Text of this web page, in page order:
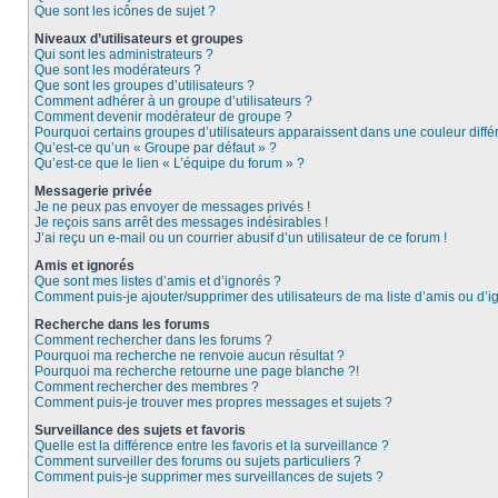
Que sont les icônes de sujet ?
Niveaux d’utilisateurs et groupes
Qui sont les administrateurs ?
Que sont les modérateurs ?
Que sont les groupes d’utilisateurs ?
Comment adhérer à un groupe d’utilisateurs ?
Comment devenir modérateur de groupe ?
Pourquoi certains groupes d’utilisateurs apparaissent dans une couleur
Qu’est-ce qu’un « Groupe par défaut » ?
Qu’est-ce que le lien « L’équipe du forum » ?
Messagerie privée
Je ne peux pas envoyer de messages privés !
Je reçois sans arrêt des messages indésirables !
J’ai reçu un e-mail ou un courrier abusif d’un utilisateur de ce forum !
Amis et ignorés
Que sont mes listes d’amis et d’ignorés ?
Comment puis-je ajouter/supprimer des utilisateurs de ma liste d’amis ou
Recherche dans les forums
Comment rechercher dans les forums ?
Pourquoi ma recherche ne renvoie aucun résultat ?
Pourquoi ma recherche retourne une page blanche ?!
Comment rechercher des membres ?
Comment puis-je trouver mes propres messages et sujets ?
Surveillance des sujets et favoris
Quelle est la différence entre les favoris et la surveillance ?
Comment surveiller des forums ou sujets particuliers ?
Comment puis-je supprimer mes surveillances de sujets ?